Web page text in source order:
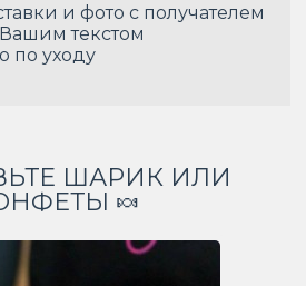
и фото с получателем
текстом
по уходу
ШАРИК ИЛИ
🍬